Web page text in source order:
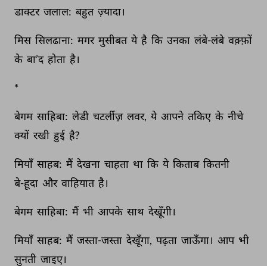
डाक्टर जलाल: बहुत ज़्यादा।
मिस सिलढाना: मगर मुसीबत ये है कि उनका लंबे-लंबे वक़्फ़ों
के बा’द होता है।
*
बेगम साहिबा: लेडी चटर्लीज़ लवर, ये आपने तकिए के नीचे
क्यों रखी हुई है?
मियाँ साहब: मैं देखना चाहता था कि ये किताब कितनी
बे-हूदा और वाहियात है।
बेगम साहिबा: मैं भी आपके साथ देखूँगी।
मियाँ साहब: मैं जस्ता-जस्ता देखूँगा, पढ़ता जाऊँगा। आप भी
सुनती जाइए।